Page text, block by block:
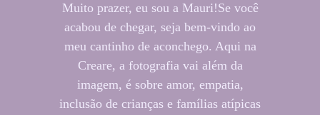
Muito prazer, eu sou a Mauri!Se você
acabou de chegar, seja bem-vindo ao
meu cantinho de aconchego. Aqui na
Creare, a fotografia vai além da
imagem, é sobre amor, empatia,
inclusão de crianças e famílias atípicas